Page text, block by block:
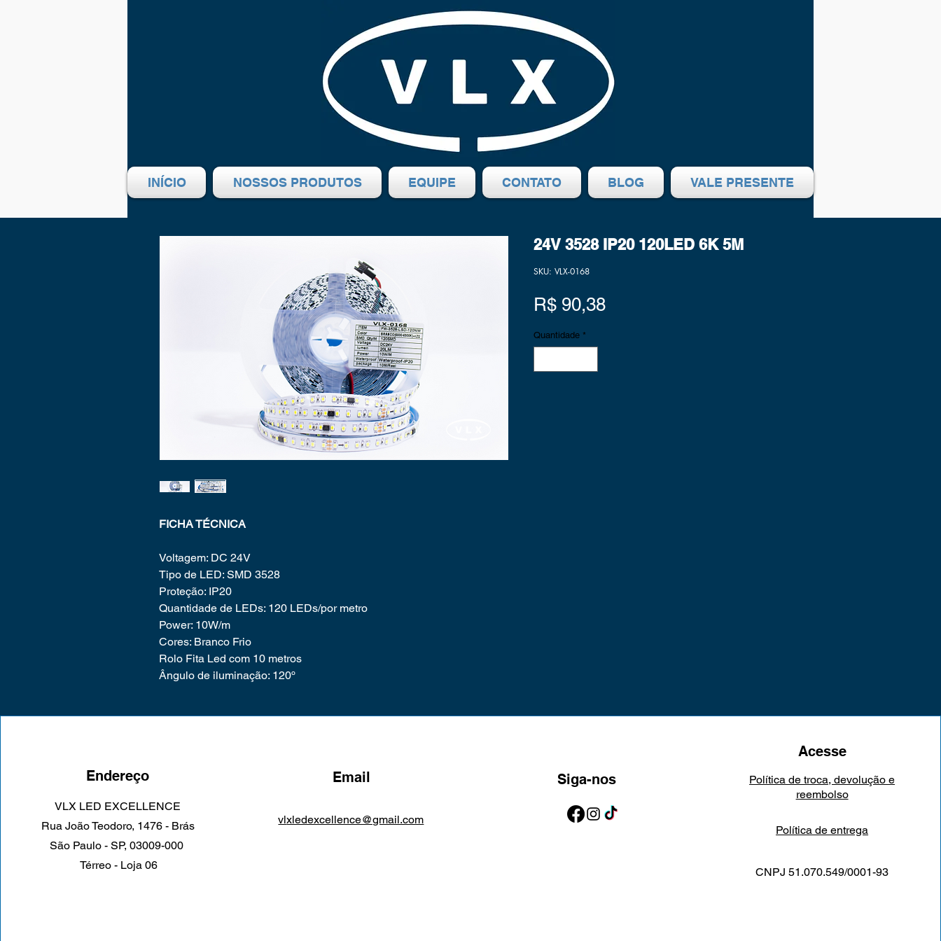
INÍCIO NOSSOS PRODUTOS EQUIPE CONTATO BLOG VALE PRESENTE
FICHA TÉCNICA
Voltagem: DC 24V
Tipo de LED: SMD 3528
Proteção: IP20
Quantidade de LEDs: 120 LEDs/por metro
Power: 10W/m
Cores: Branco Frio
Rolo Fita Led com 10 metros
Ângulo de iluminação: 120º
24V 3528 IP20 120LED 6K 5M
SKU: VLX-0168
R$ 90,38Preço
Quantidade *
Endereço
VLX LED EXCELLENCE
Rua João Teodoro, 1476 - Brás
São Paulo - SP, 03009-000
Térreo - Loja 06
Email
vlxledexcellence@gmail.com
Siga-nos
Acesse
Política de troca, devolução e
reembolso
Política de entrega
CNPJ 51.070.549/0001-93